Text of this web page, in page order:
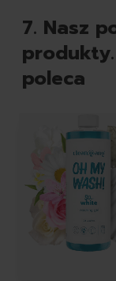
7. Nasz
poleca
Featured